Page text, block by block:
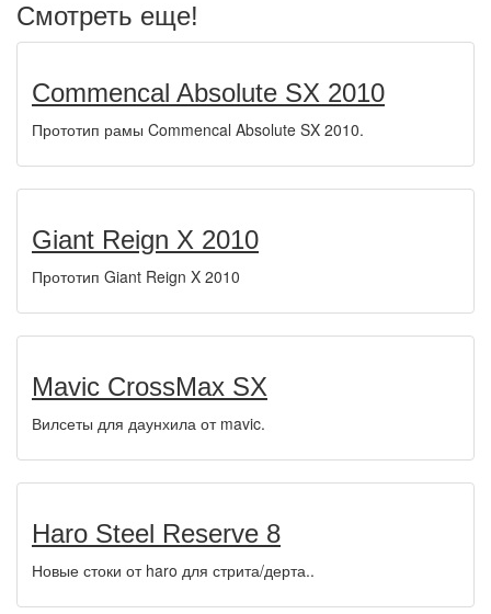
Смотреть еще!
Commencal Absolute SX 2010
Прототип рамы Commencal Absolute SX 2010.
Giant Reign X 2010
Прототип Giant Reign X 2010
Mavic CrossMax SX
Вилсеты для даунхила от mavic.
Haro Steel Reserve 8
Новые стоки от haro для стрита/дерта..